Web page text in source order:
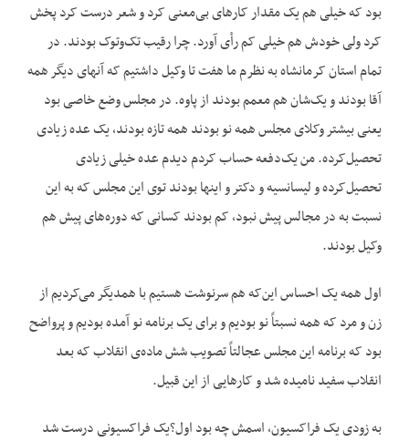
بود که خیلی هم یک مقدار کارهای بی‌معنی کرد و شعر درست کرد پخش
کرد ولی خودش هم خیلی کم رأی آورد. چرا رقیب تک‌وتوک بودند. در
تمام استان کرمانشاه به نظرم ما هفت تا وکیل داشتیم که آنهای دیگر همه
آقا بودند و یک‌شان هم معمم بودند از پاوه. در مجلس وضع خاصی بود
یعنی بیشتر وکلای مجلس همه نو بودند همه تازه بودند، یک عده زیادی
تحصیل‌کرده. من یک‌دفعه حساب کردم دیدم عده خیلی زیادی
تحصیل‌کرده و لیسانسیه و دکتر و اینها بودند توی این مجلس که به این
نسبت به در مجالس پیش نبود، کم بودند کسانی که دوره‌های پیش هم
وکیل بودند.
اول همه یک احساس این‌که هم سرنوشت هستیم با همدیگر می‌کردیم از
زن و مرد که همه نسبتاً نو بودیم و برای یک برنامه نو آمده بودیم و پرواضح
بود که برنامه این مجلس عجالتاً تصویب شش ماده‌ی انقلاب که بعد
انقلاب سفید نامیده شد و کارهایی از این قبیل.
به زودی یک فراکسیون، اسمش چه بود اول؟‌یک فراکسیونی درست شد